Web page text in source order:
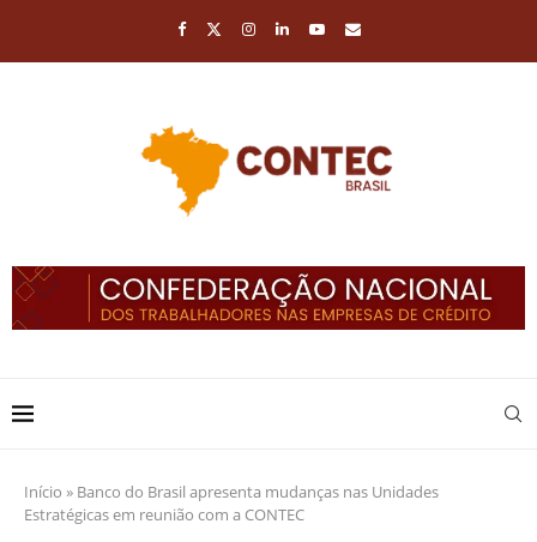
Início » Banco do Brasil apresenta mudanças nas Unidades
Estratégicas em reunião com a CONTEC